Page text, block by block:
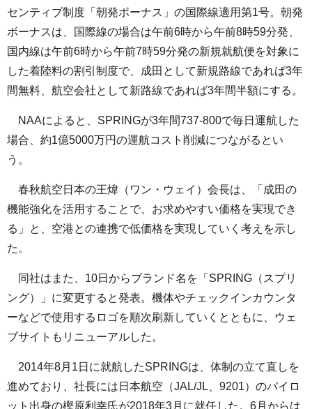
センティブ制度「朝発ボーナス」の国際線適用第1号。朝発
ボーナスは、国際線の場合は午前6時から午前8時59分発、
国内線は午前6時から午前7時59分発の新規就航便を対象に
した着陸料の割引制度で、成田として新規路線であれば3年
間無料、航空会社として新路線であれば3年間半額にする。
NAAによると、SPRINGが3年間737-800で毎日運航した
場合、約1億5000万円の運航コスト削減につながるとい
う。
春秋航空日本の王煒（ワン・ウェイ）会長は、「成田の
機能強化を活用することで、お求めやすい価格を実現でき
る」と、空港との連携で低価格を実現していく考えを示し
た。
同社はまた、10日からブランド名を「SPRING（スプリ
ング）」に変更すると発表。機体やチェックインカウンタ
ーなどで使用するロゴを順次刷新していくとともに、ウェ
ブサイトもリニューアルした。
2014年8月1日に就航したSPRINGは、体制の立て直しを
進めており、社長には日本航空（JAL/JL、9201）のパイロ
ット出身の樫原利幸氏が2018年3月に就任した。6月からは